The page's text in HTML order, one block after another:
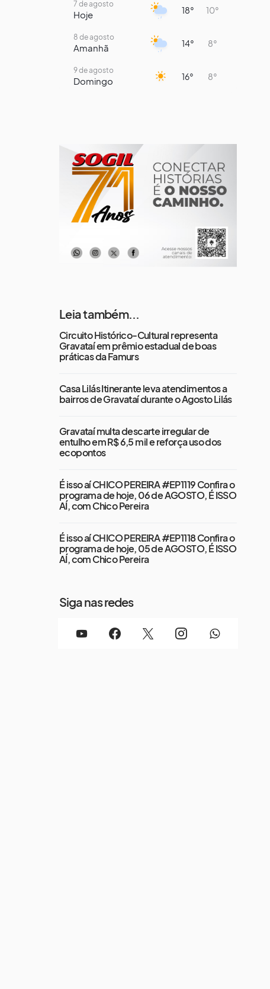
7 de agosto
Hoje 18° 10°
8 de agosto
Amanhã 14° 8°
9 de agosto
Domingo 16° 8°
Terça-Feira 15° 8°
12 de agosto
Quarta-Feira 13° 12°
13 de agosto
Quinta-Feira 16° 13°
Leia também...
Circuito Histórico-Cultural representa
Gravataí em prêmio estadual de boas
práticas da Famurs
Casa Lilás Itinerante leva atendimentos a
bairros de Gravataí durante o Agosto Lilás
Gravataí multa descarte irregular de
entulho em R$ 6,5 mil e reforça uso dos
ecopontos
É isso aí CHICO PEREIRA #EP1119 Confira o
programa de hoje, 06 de AGOSTO, É ISSO
AÍ, com Chico Pereira
É isso aí CHICO PEREIRA #EP1118 Confira o
programa de hoje, 05 de AGOSTO, É ISSO
AÍ, com Chico Pereira
Siga nas redes